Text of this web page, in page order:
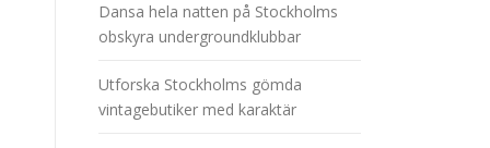
Dansa hela natten på Stockholms
obskyra undergroundklubbar
Utforska Stockholms gömda
vintagebutiker med karaktär